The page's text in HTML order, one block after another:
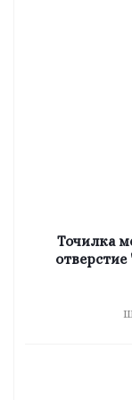
Точилка
отверстие